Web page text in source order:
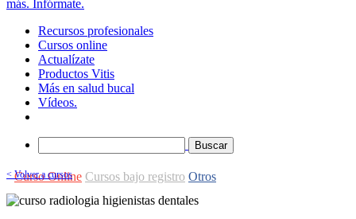
Recursos profesionales
Cursos online
Actualízate
Productos Vitis
Más en salud bucal
Vídeos.
Buscar
< Volver a cursos
Curso Online Cursos bajo registro Otros